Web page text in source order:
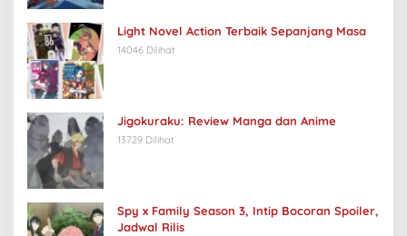
Light Novel Action Terbaik Sepanjang Masa
14046 Dilihat
Jigokuraku: Review Manga dan Anime
13729 Dilihat
Spy x Family Season 3, Intip Bocoran Spoiler,
Jadwal Rilis